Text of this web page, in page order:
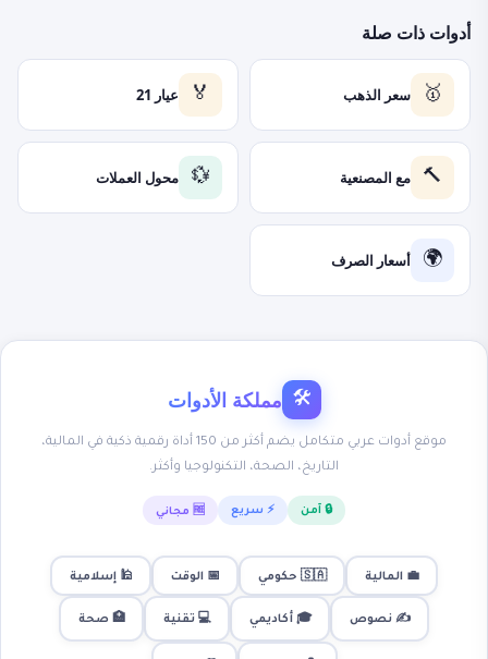
أدوات ذات صلة
🥇 سعر الذهب 🏅 عيار 21
🔨 مع المصنعية 💱 محول العملات
🌍 أسعار الصرف
🛠 مملكة الأدوات
موقع أدوات عربي متكامل يضم أكثر من 150 أداة رقمية ذكية في المالية،
التاريخ، الصحة، التكنولوجيا وأكثر.
🔒 آمن ⚡ سريع 🆓 مجاني
💼 المالية 🇸🇦 حكومي 📅 الوقت 🕌 إسلامية
✍️ نصوص 🎓 أكاديمي 💻 تقنية 🏥 صحة